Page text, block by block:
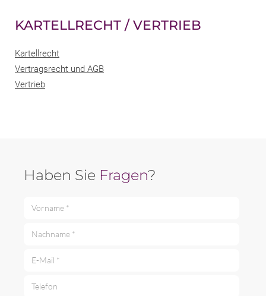
KARTELLRECHT / VERTRIEB
Kartellrecht
Vertragsrecht und AGB
Vertrieb
Haben Sie Fragen?